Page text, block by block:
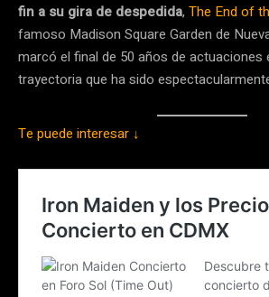
fin a su gira de despedida, The End of
famoso Madison Square Garden de
marcó el final de 50 años de actuaciones
trayectoria que ha sido
Te puede interesar ↓